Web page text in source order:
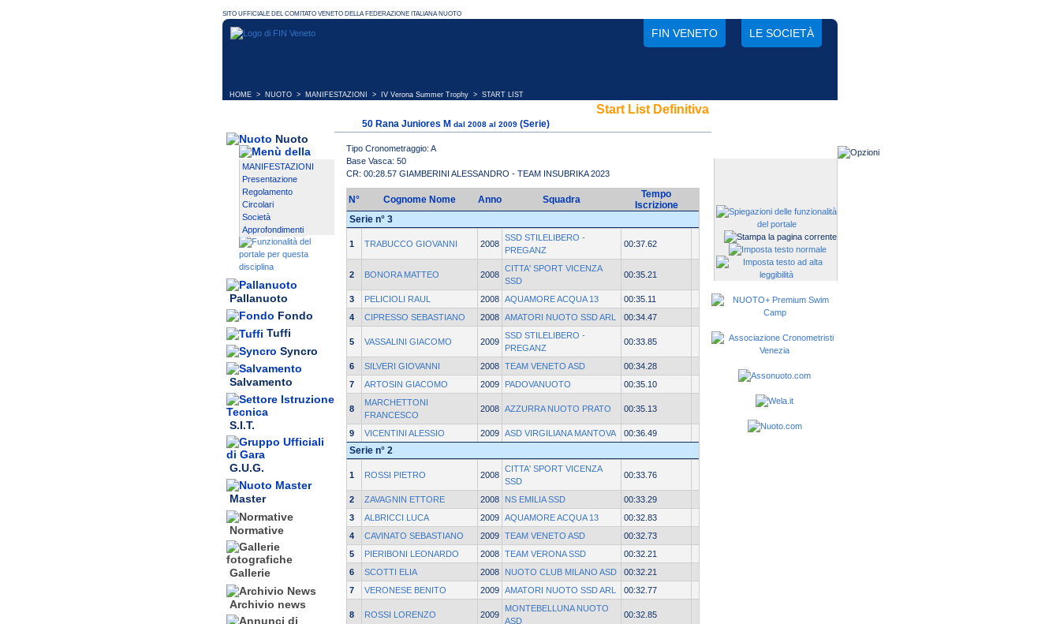
FIN VENETO LE SOCIETÀ
HOME > NUOTO > MANIFESTAZIONI > IV Verona Summer Trophy > START LIST
Nuoto
MANIFESTAZIONI
Presentazione
Regolamento
Circolari
Società
Approfondimenti
Pallanuoto
Fondo
Tuffi
Syncro
Salvamento
S.I.T.
G.U.G.
Master
Normative
Gallerie
Archivio news
Start List Definitiva
50 Rana Juniores M dal 2008 al 2009 (Serie)
Tipo Cronometraggio: A
Base Vasca: 50
CR: 00:28.57 GIAMBERINI ALESSANDRO - TEAM INSUBRIKA 2023
N° Cognome Nome Anno Squadra
Tempo
Iscrizione
Serie n° 3
1 TRABUCCO GIOVANNI 2008
SSD STILELIBERO -
PREGANZ
00:37.62
2 BONORA MATTEO 2008
CITTA' SPORT VICENZA
SSD
00:35.21
3 PELICIOLI RAUL 2008 AQUAMORE ACQUA 13
00:35.11
4
CIPRESSO SEBASTIANO 2008 AMATORI NUOTO SSD ARL 00:34.47
5 VASSALINI GIACOMO 2009
SSD STILELIBERO -
PREGANZ
00:33.85
6 SILVERI GIOVANNI 2008 TEAM VENETO ASD
00:34.28
7
ARTOSIN GIACOMO 2009 PADOVANUOTO 00:35.10
8
MARCHETTONI
FRANCESCO
2008 AZZURRA NUOTO PRATO 00:35.13
9 VICENTINI ALESSIO 2009 ASD VIRGILIANA MANTOVA 00:36.49
Serie n° 2
1 ROSSI PIETRO 2008
CITTA' SPORT VICENZA
SSD
00:33.76
2 ZAVAGNIN ETTORE 2008 NS EMILIA SSD
00:33.29
3
ALBRICCI LUCA 2009 AQUAMORE ACQUA 13
00:32.83
4
CAVINATO SEBASTIANO 2009 TEAM VENETO ASD
00:32.73
5
PIERIBONI LEONARDO 2008 TEAM VERONA SSD
00:32.21
6
SCOTTI ELIA 2008 NUOTO CLUB MILANO ASD
00:32.21
7
VERONESE BENITO 2009 AMATORI NUOTO SSD ARL 00:32.77
8 ROSSI LORENZO 2009
MONTEBELLUNA NUOTO
ASD
00:32.85